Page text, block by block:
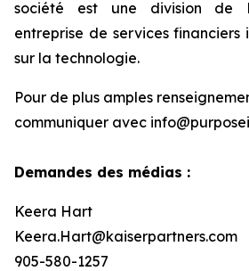
société est une division de
entreprise de services
sur la technologie.
Pour de plus amples
communiquer avec
Demandes des médias :
Keera Hart
Keera.Hart@kaiserpartners.com
905-580-1257